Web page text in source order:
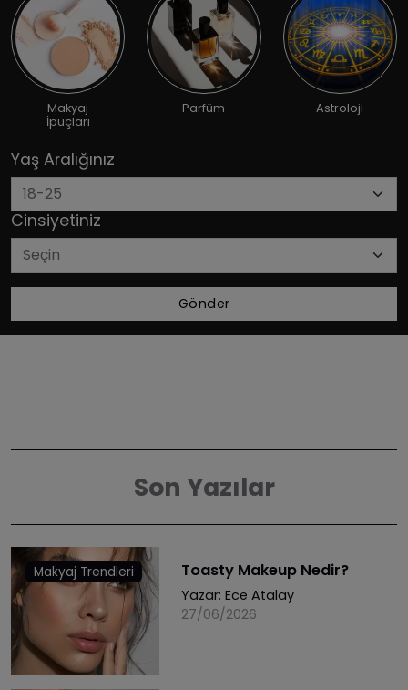
Makyaj
İpuçları
Parfüm Astroloji
Yaş Aralığınız
Cinsiyetiniz
Gönder
Son Yazılar
Makyaj Trendleri Toasty Makeup Nedir?
Yazar: Ece Atalay
27/06/2026